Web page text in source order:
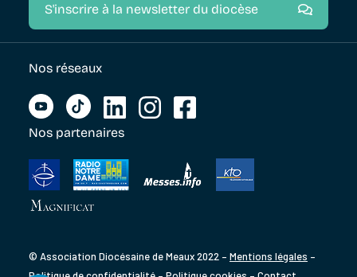
S'inscrire à la newsletter du diocèse
Nos réseaux
Nos partenaires
© Association Diocésaine de Meaux 2022 – Mentions légales –